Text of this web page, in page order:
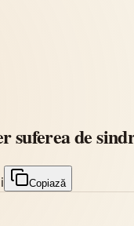
de
Copiază